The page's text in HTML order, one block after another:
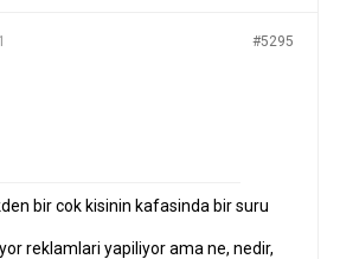
#5295
bir cok kisinin kafasinda bir suru
reklamlari yapiliyor ama ne, nedir,